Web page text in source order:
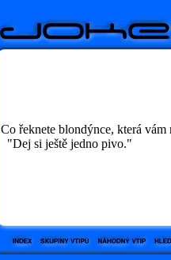
Co řeknete blondýnce, která vám
"Dej si ještě jedno pivo."